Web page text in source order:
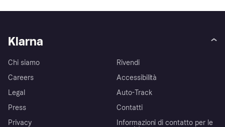
Klarna
Chi siamo
Careers
Legal
Press
Privacy
Rivendi
Accessibilità
Auto-Track
Contatti
Informazioni di contatto per le